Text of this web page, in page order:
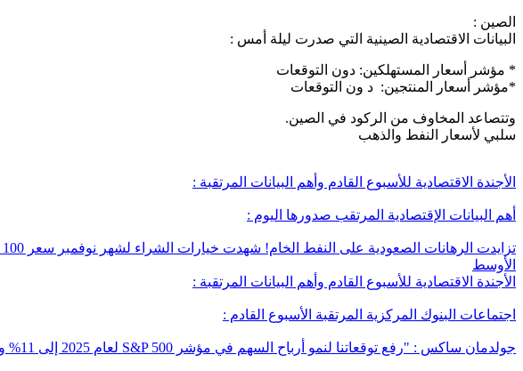
الصين :
‏البيانات الاقتصادية الصينية التي صدرت ليلة أمس :
‏* مؤشر أسعار المستهلكين: دون التوقعات
‏*مؤشر أسعار المنتجين: د ون التوقعات
‏وتتصاعد المخاوف من الركود في الصين.
‏سلبي لأسعار النفط والذهب
الأجندة الاقتصادية للأسبوع القادم وأهم البيانات المرتقبة :
‏أهم البيانات الإقتصادية المرتقب صدورها اليوم :
الأوسط
الأجندة الاقتصادية للأسبوع القادم وأهم البيانات المرتقبة :
اجتماعات البنوك المركزية المرتقبة الأسبوع القادم :
‏جولدمان ساكس : "رفع توقعاتنا لنمو أرباح السهم في مؤشر S&P 500 لعام 2025 إلى 11% ورفع هدف المؤشر على مدى 12 شهرًا إلى 6300"